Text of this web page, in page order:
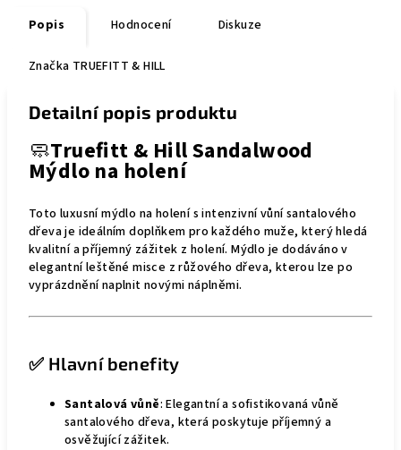
Popis Hodnocení Diskuze
Značka TRUEFITT & HILL
Detailní popis produktu
🧼Truefitt & Hill Sandalwood
Mýdlo na holení
Toto luxusní mýdlo na holení s intenzivní vůní santalového
dřeva je ideálním doplňkem pro každého muže, který hledá
kvalitní a příjemný zážitek z holení. Mýdlo je dodáváno v
elegantní leštěné misce z růžového dřeva, kterou lze po
vyprázdnění naplnit novými náplněmi.
✅ Hlavní benefity
Santalová vůně: Elegantní a sofistikovaná vůně
santalového dřeva, která poskytuje příjemný a
osvěžující zážitek.